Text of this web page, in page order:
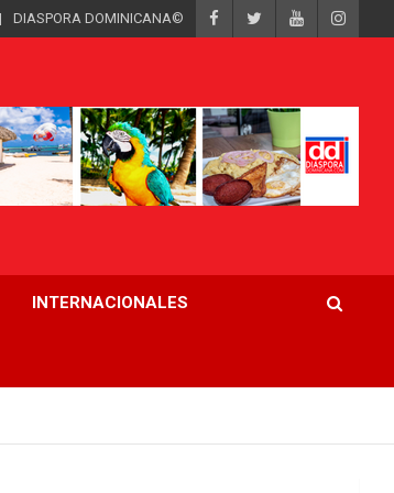
DIASPORA DOMINICANA©
INTERNACIONALES